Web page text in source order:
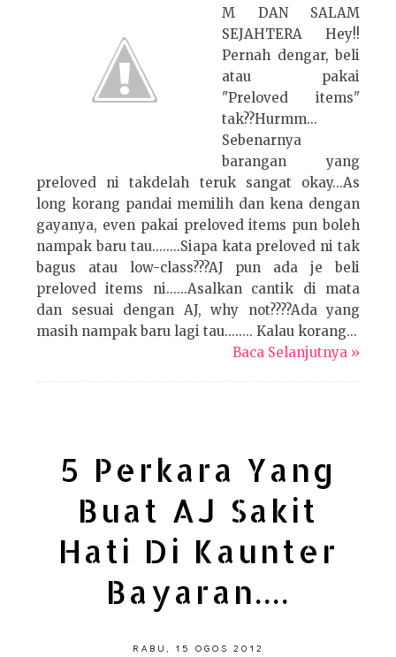
M DAN SALAM
SEJAHTERA Hey!!
Pernah dengar, beli
atau pakai
"Preloved items"
tak??Hurmm...
Sebenarnya
barangan yang
preloved ni takdelah teruk sangat okay...As
long korang pandai memilih dan kena dengan
gayanya, even pakai preloved items pun boleh
nampak baru tau........Siapa kata preloved ni tak
bagus atau low-class???AJ pun ada je beli
preloved items ni......Asalkan cantik di mata
dan sesuai dengan AJ, why not????Ada yang
masih nampak baru lagi tau........ Kalau korang...
Baca Selanjutnya »
5 Perkara Yang
Buat AJ Sakit
Hati Di Kaunter
Bayaran....
RABU, 15 OGOS 2012